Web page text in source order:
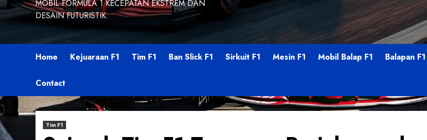
MOBIL FORMULA 1 KECEPATAN EKSTREM DAN
DESAIN FUTURISTIK.
Home Kejuaraan F1 Tim F1 Ban Slick F1 Sirkuit F1 Mesin F1 Mobil Balap F1 Balapan F1
Contact
Tim F1